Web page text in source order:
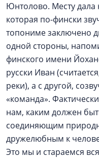
Юнтолово. Месту дала
которая по-фински
топониме заключено
одной стороны,
финского имени
русски Иван
реки), а с другой,
«команда».
нам, каким должен
соединяющим
дружелюбным к
Это мы и стараемся